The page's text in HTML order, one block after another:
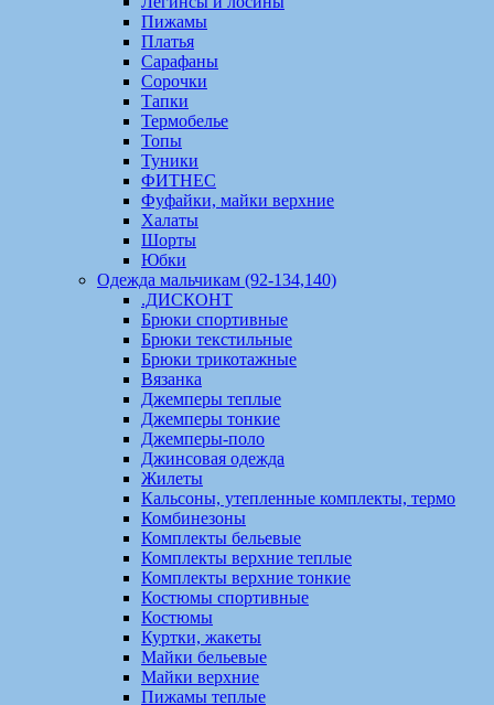
Пижамы
Платья
Сарафаны
Сорочки
Тапки
Термобелье
Топы
Туники
ФИТНЕС
Фуфайки, майки верхние
Халаты
Шорты
Юбки
Одежда мальчикам (92-134,140)
.ДИСКОНТ
Брюки спортивные
Брюки текстильные
Брюки трикотажные
Вязанка
Джемперы теплые
Джемперы тонкие
Джемперы-поло
Джинсовая одежда
Жилеты
Кальсоны, утепленные комплекты, термо
Комбинезоны
Комплекты бельевые
Комплекты верхние теплые
Комплекты верхние тонкие
Костюмы спортивные
Костюмы
Куртки, жакеты
Майки бельевые
Майки верхние
Пижамы теплые